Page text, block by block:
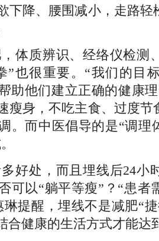
下降、腰围减小，走路轻
体质辨识、经络仪检测
”也很重要。“我们的目
助他们建立正确的健康
瘦身，不吃主食、过度节
。而中医倡导的是“调理
好处，而且埋线后24小
可以“躺平等瘦”？“患者
提醒，埋线不是减肥“
合健康的生活方式才能达